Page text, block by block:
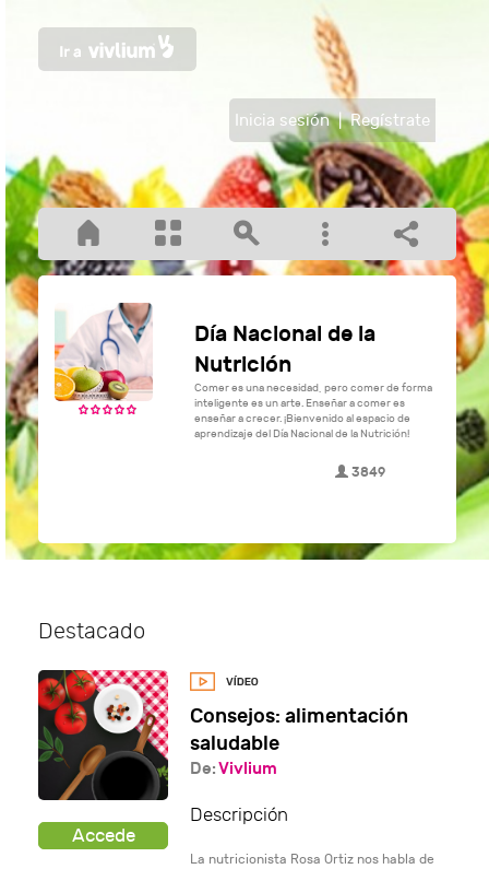
Inicia sesión | Regístrate
Día Nacional de la
Nutrición
Comer es una necesidad, pero comer de forma
inteligente es un arte. Enseñar a comer es
enseñar a crecer. ¡Bienvenido al espacio de
aprendizaje del Día Nacional de la Nutrición!
3849
Destacado
Consejos: alimentación
saludable
De:Vivlium
Descripción
La nutricionista Rosa Ortiz nos habla de